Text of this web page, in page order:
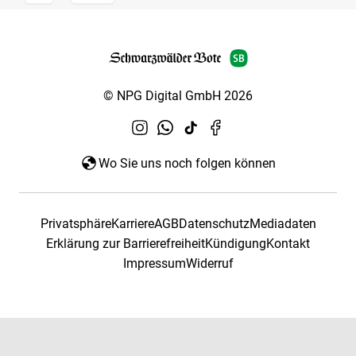
© NPG Digital GmbH 2026
Wo Sie uns noch folgen können
PrivatsphäreKarriereAGBDatenschutzMediadaten
Erklärung zur BarrierefreiheitKündigungKontakt
ImpressumWiderruf